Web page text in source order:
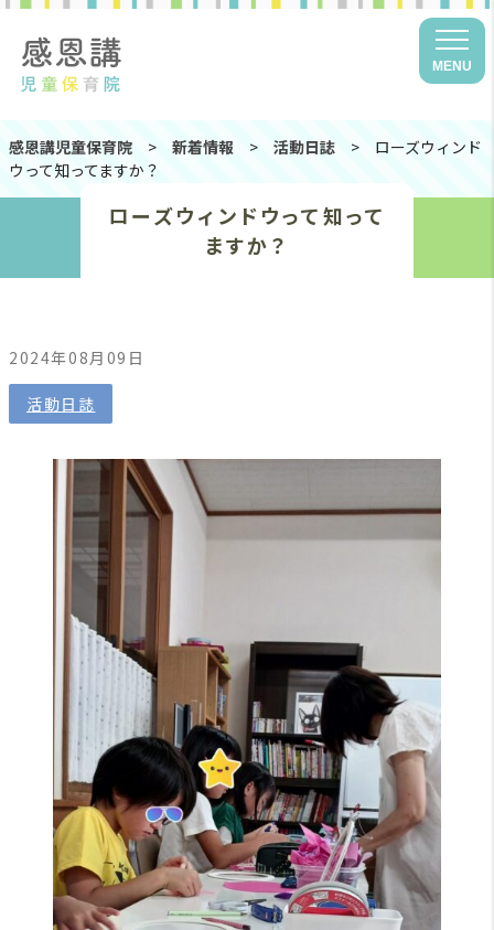
MENU
感恩講児童保育院 > 新着情報 > 活動日誌 > ローズウィンド
ウって知ってますか？
ローズウィンドウって知って
ますか？
2024年08月09日
活動日誌